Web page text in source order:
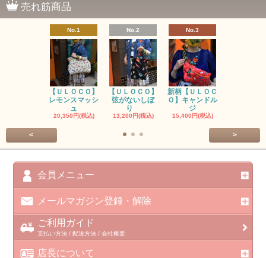
売れ筋商品
No.1
【ＵＬＯＣＯ】
レモンスマッシ
ュ
20,350円(税込)
No.2
【ＵＬＯＣＯ】
弦がないしぼ
り
13,200円(税込)
No.3
新柄【ＵＬＯＣ
Ｏ】キャンドル
ジ
15,400円(税込)
< >
会員メニュー
メールマガジン登録・解除
ご利用ガイド
支払い方法 / 配送方法 / 会社概要
店長について